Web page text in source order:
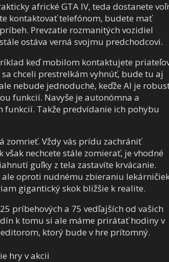
africké GTA IV, teda dostanete
kontaktovať telefónom, budete mať
Prevzatie rozmanitých vozidiel
ostáva verná svojmu predchodcovi.
keď mobilom kontaktujete
chceli prestrelkám vyhnúť, bude tu aj
nebude jednoduché, keďže AI je
funkcií. Navyše je autonómna a
Takže predvídanie ich pohybu
zomrieť. Vždy vás prídu zachrániť
nechcete stále zomierať, je vhodné
guľky z tela zastavíte krvácanie.
oproti nudnému zbieraniu
gigantický skok bližšie k realite.
príbehových a 75 vedľajších od vašich
k tomu si ale máme prirátať hodiny v
ktorý bude v hre prítomný.
hry v akcii